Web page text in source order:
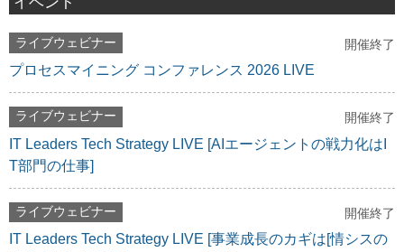
ライブウェビナー 開催終了
プロセスマイニング コンファレンス 2026 LIVE
ライブウェビナー 開催終了
IT Leaders Tech Strategy LIVE [AIエージェントの戦力化はI
T部門の仕事]
ライブウェビナー 開催終了
IT Leaders Tech Strategy LIVE [事業成長のカギは[情シスの